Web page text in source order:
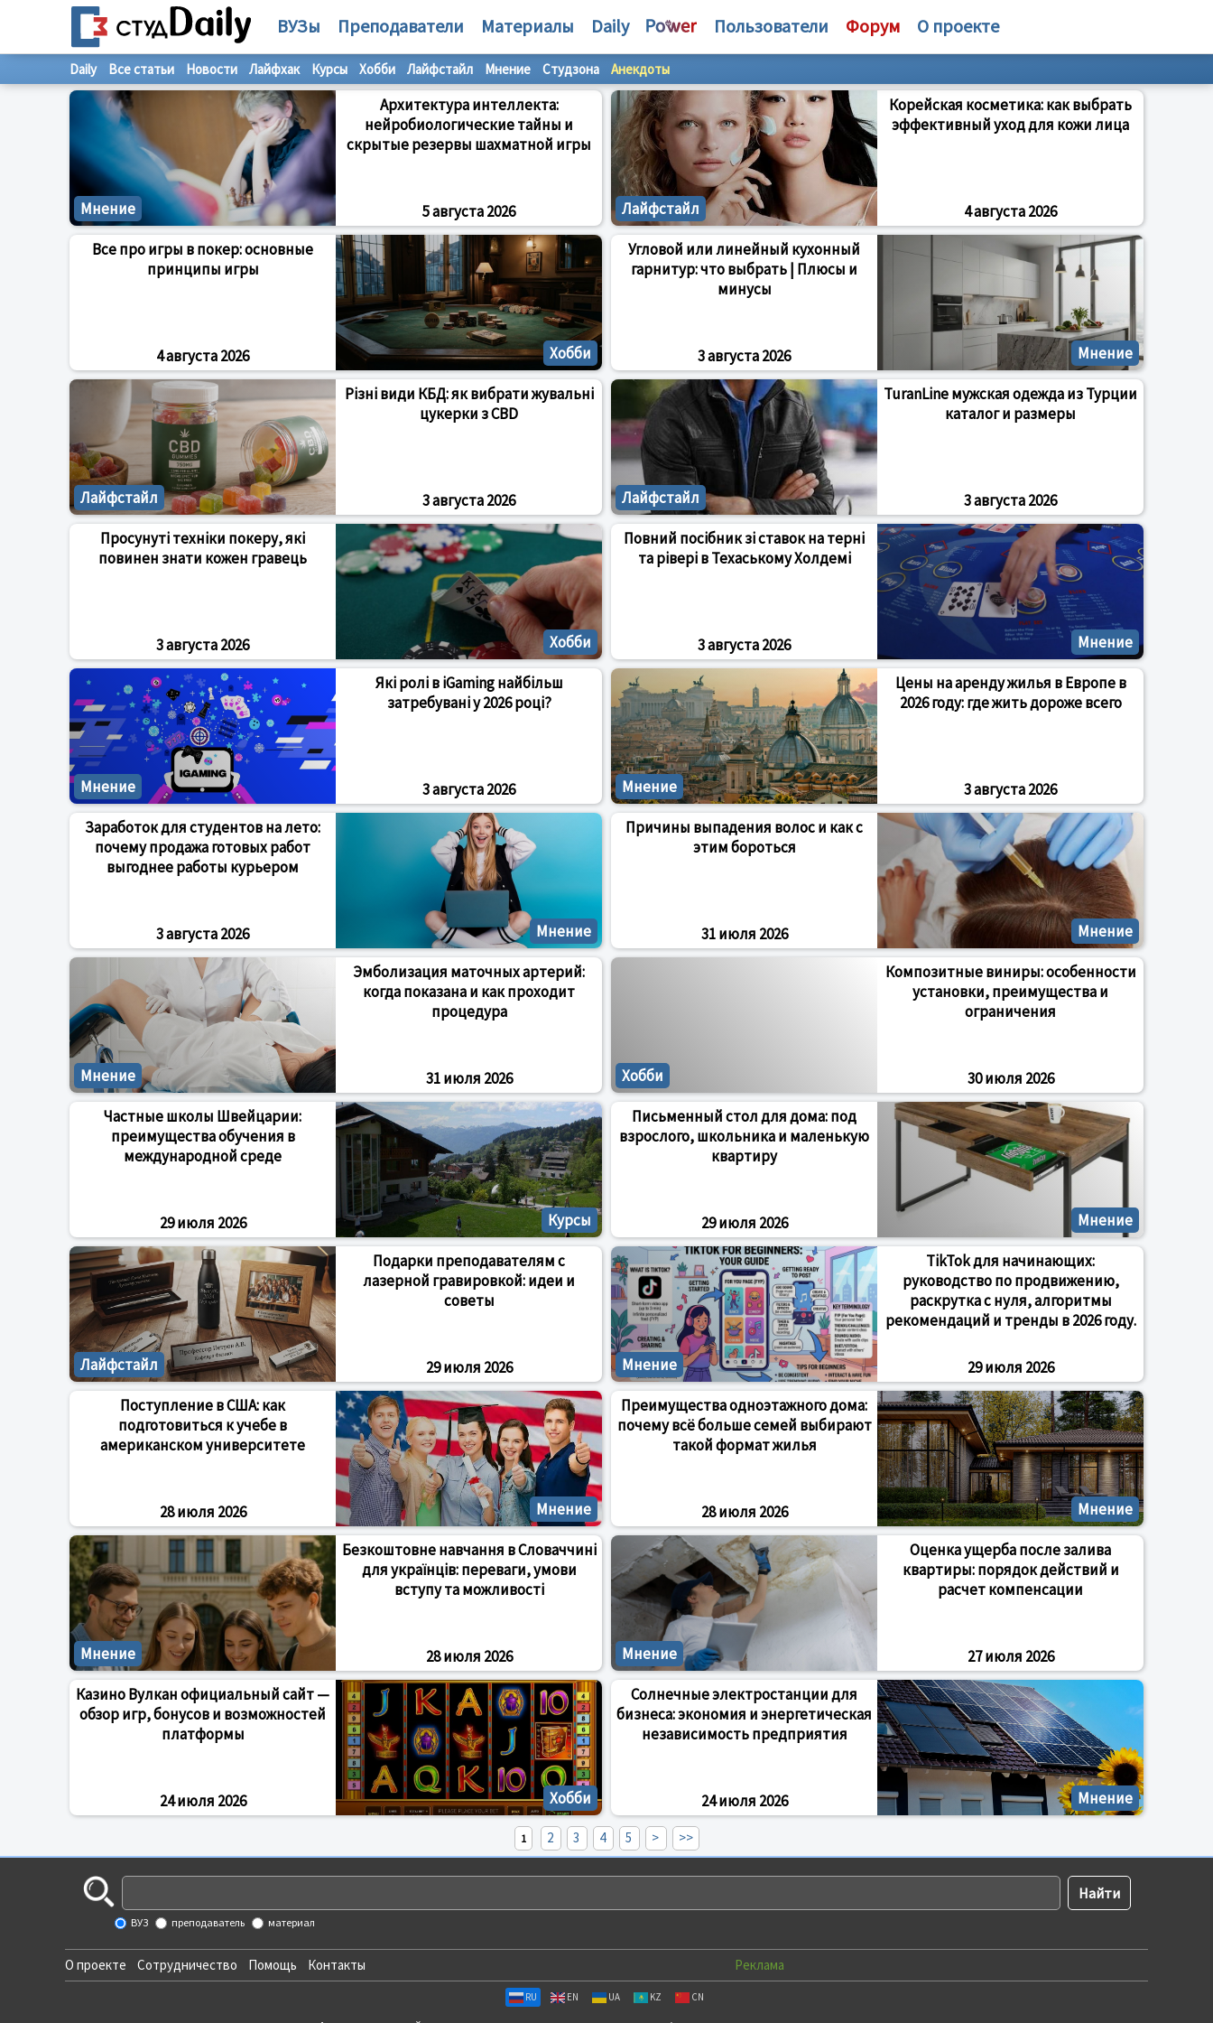
ВУЗы Преподаватели Материалы Daily Пользователи Форум О проекте
Daily Все статьи Новости Лайфхак Курсы Хобби Лайфстайл Мнение Студзона Анекдоты
Мнение
Архитектура интеллекта:
нейробиологические тайны и
скрытые резервы шахматной игры
5 августа 2026 Лайфстайл
Корейская косметика: как выбрать
эффективный уход для кожи лица
4 августа 2026
Хобби
Все про игры в покер: основные
принципы игры
4 августа 2026 Мнение
Угловой или линейный кухонный
гарнитур: что выбрать | Плюсы и
минусы
3 августа 2026
Лайфстайл
Різні види КБД: як вибрати жувальні
цукерки з CBD
3 августа 2026 Лайфстайл
TuranLine мужская одежда из Турции
каталог и размеры
3 августа 2026
Хобби
Просунуті техніки покеру, які
повинен знати кожен гравець
3 августа 2026 Мнение
Повний посібник зі ставок на терні
та рівері в Техаському Холдемі
3 августа 2026
Мнение
Які ролі в iGaming найбільш
затребувані у 2026 році?
3 августа 2026 Мнение
Цены на аренду жилья в Европе в
2026 году: где жить дороже всего
3 августа 2026
Мнение
Заработок для студентов на лето:
почему продажа готовых работ
выгоднее работы курьером
3 августа 2026 Мнение
Причины выпадения волос и как с
этим бороться
31 июля 2026
Мнение
Эмболизация маточных артерий:
когда показана и как проходит
процедура
31 июля 2026 Хобби
Композитные виниры: особенности
установки, преимущества и
ограничения
30 июля 2026
Курсы
Частные школы Швейцарии:
преимущества обучения в
международной среде
29 июля 2026 Мнение
Письменный стол для дома: под
взрослого, школьника и маленькую
квартиру
29 июля 2026
Лайфстайл
Подарки преподавателям с
лазерной гравировкой: идеи и
советы
29 июля 2026 Мнение
TikTok для начинающих:
руководство по продвижению,
раскрутка с нуля, алгоритмы
рекомендаций и тренды в 2026 году.
29 июля 2026
Мнение
Поступление в США: как
подготовиться к учебе в
американском университете
28 июля 2026 Мнение
Преимущества одноэтажного дома:
почему всё больше семей выбирают
такой формат жилья
28 июля 2026
Мнение
Безкоштовне навчання в Словаччині
для українців: переваги, умови
вступу та можливості
28 июля 2026 Мнение
Оценка ущерба после залива
квартиры: порядок действий и
расчет компенсации
27 июля 2026
Хобби
Казино Вулкан официальный сайт —
обзор игр, бонусов и возможностей
платформы
24 июля 2026 Мнение
Солнечные электростанции для
бизнеса: экономия и энергетическая
независимость предприятия
24 июля 2026
1 2 3 4 5 > >>
ВУЗ преподаватель материал
О проекте Сотрудничество Помощь Контакты Реклама
RU EN UA KZ CN